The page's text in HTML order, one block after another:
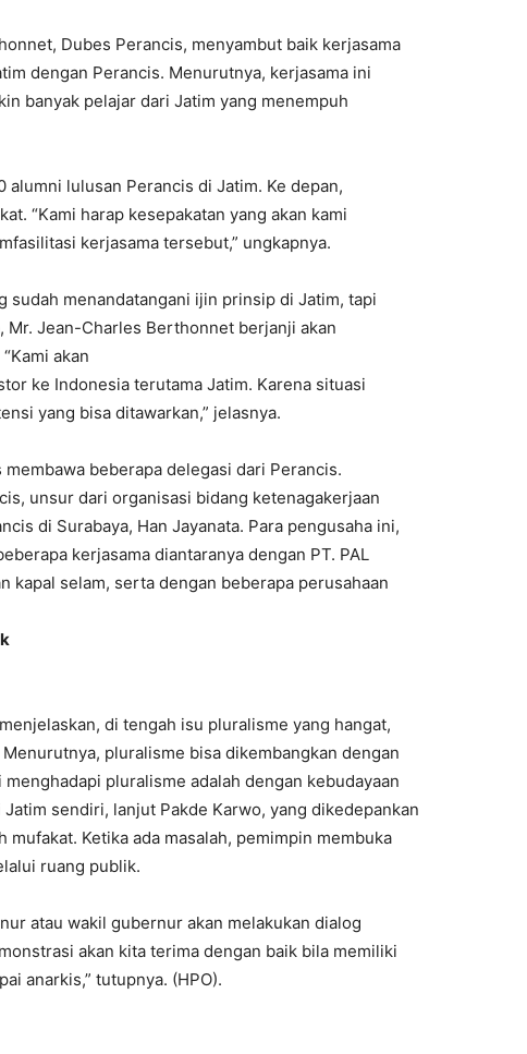
Dubes Perancis, menyambut baik kerjasama
dengan Perancis. Menurutnya, kerjasama ini
banyak pelajar dari Jatim yang menempuh
alumni lulusan Perancis di Jatim. Ke depan,
“Kami harap kesepakatan yang akan kami
kerjasama tersebut,” ungkapnya.
sudah menandatangani ijin prinsip di Jatim, tapi
Mr. Jean-Charles Berthonnet berjanji akan
akan
ke Indonesia terutama Jatim. Karena situasi
yang bisa ditawarkan,” jelasnya.
beberapa delegasi dari Perancis.
unsur dari organisasi bidang ketenagakerjaan
di Surabaya, Han Jayanata. Para pengusaha ini,
kerjasama diantaranya dengan PT. PAL
kapal selam, serta dengan beberapa perusahaan
di tengah isu pluralisme yang hangat,
pluralisme bisa dikembangkan dengan
pluralisme adalah dengan kebudayaan
sendiri, lanjut Pakde Karwo, yang dikedepankan
mufakat. Ketika ada masalah, pemimpin membuka
ruang publik.
atau wakil gubernur akan melakukan dialog
akan kita terima dengan baik bila memiliki
anarkis,” tutupnya. (HPO).